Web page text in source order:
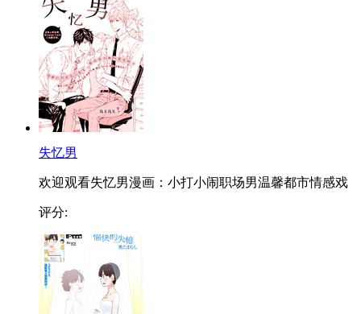
失忆男
欢迎观看失忆男漫画：小打小闹职场男温馨都市情感戏
评分: